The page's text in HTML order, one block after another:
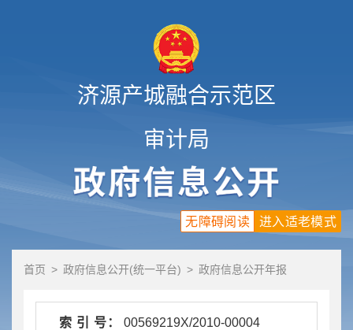
济源产城融合示范区
审计局
进入适老模式
无障碍阅读
首页 > 政府信息公开(统一平台) > 政府信息公开年报
索 引 号：
00569219X/2010-00004